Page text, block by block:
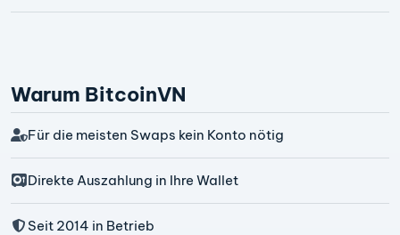
Warum BitcoinVN
Für die meisten Swaps kein Konto nötig
Direkte Auszahlung in Ihre Wallet
Seit 2014 in Betrieb